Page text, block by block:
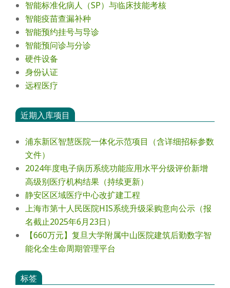
智能标准化病人（SP）与临床技能考核
智能疫苗查漏补种
智能预约挂号与导诊
智能预问诊与分诊
硬件设备
身份认证
远程医疗
近期入库项目
浦东新区智慧医院一体化示范项目（含详细招标参数
文件）
2024年度电⼦病历系统功能应⽤⽔平分级评价新增
⾼级别医疗机构结果（持续更新）
静安区区域医疗中心改扩建工程
上海市第十人民医院HIS系统升级采购意向公示（报
名截止2025年6月23日）
【660万元】复旦大学附属中山医院建筑后勤数字智
能化全生命周期管理平台
标签